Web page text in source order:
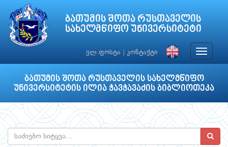
ბათუმის შოთა რუსთაველის
სახელმწიფო უნივერსიტეტი
ელ.ფოსტა კონტაქტი
Toggle
ბათუმის შოთა რუსთაველის სახელმწიფო
უნივერსიტეტის ილია ჭავჭავაძის ბიბლიოთეკა